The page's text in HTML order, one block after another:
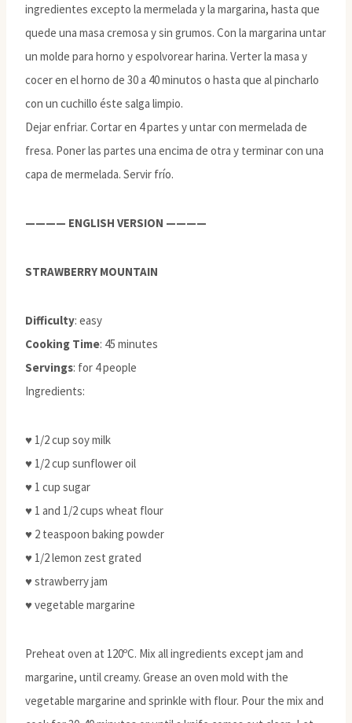
ingredientes excepto la mermelada y la margarina, hasta que
quede una masa cremosa y sin grumos. Con la margarina untar
un molde para horno y espolvorear harina. Verter la masa y
cocer en el horno de 30 a 40 minutos o hasta que al pincharlo
con un cuchillo éste salga limpio.
Dejar enfriar. Cortar en 4 partes y untar con mermelada de
fresa. Poner las partes una encima de otra y terminar con una
capa de mermelada. Servir frío.
———— ENGLISH VERSION ————
STRAWBERRY MOUNTAIN
Difficulty: easy
Cooking Time: 45 minutes
Servings: for 4 people
Ingredients:
♥ 1/2 cup soy milk
♥ 1/2 cup sunflower oil
♥ 1 cup sugar
♥ 1 and 1/2 cups wheat flour
♥ 2 teaspoon baking powder
♥ 1/2 lemon zest grated
♥ strawberry jam
♥ vegetable margarine
Preheat oven at 120ºC. Mix all ingredients except jam and
margarine, until creamy. Grease an oven mold with the
vegetable margarine and sprinkle with flour. Pour the mix and